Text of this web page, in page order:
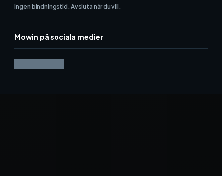
Mowin på sociala medier
Ingen bindningstid. Avsluta när du vill.